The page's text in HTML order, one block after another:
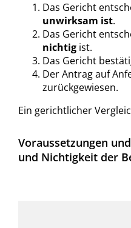
Das Gericht
unwirksam ist.
Das Gericht
nichtigist.
Das Gericht
Der Antrag auf
zurückgewiesen.
Ein gerichtlicher
Voraussetzungen
und Nichtigkeit der